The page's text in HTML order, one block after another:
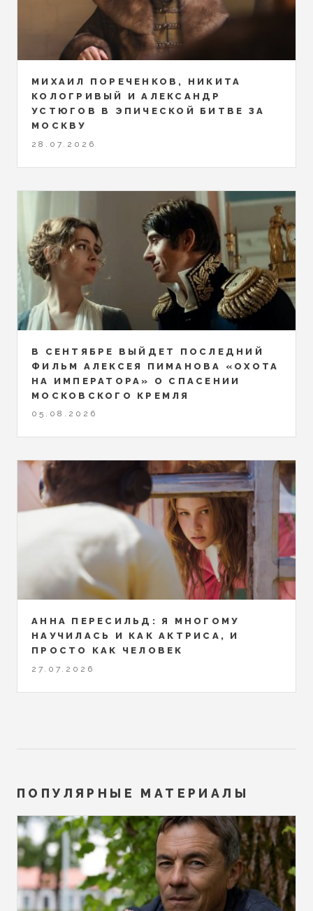
МИХАИЛ ПОРЕЧЕНКОВ, НИКИТА
КОЛОГРИВЫЙ И АЛЕКСАНДР
УСТЮГОВ В ЭПИЧЕСКОЙ БИТВЕ ЗА
МОСКВУ
28.07.2026
В СЕНТЯБРЕ ВЫЙДЕТ ПОСЛЕДНИЙ
ФИЛЬМ АЛЕКСЕЯ ПИМАНОВА «ОХОТА
НА ИМПЕРАТОРА» О СПАСЕНИИ
МОСКОВСКОГО КРЕМЛЯ
05.08.2026
АННА ПЕРЕСИЛЬД: Я МНОГОМУ
НАУЧИЛАСЬ И КАК АКТРИСА, И
ПРОСТО КАК ЧЕЛОВЕК
27.07.2026
ПОПУЛЯРНЫЕ МАТЕРИАЛЫ